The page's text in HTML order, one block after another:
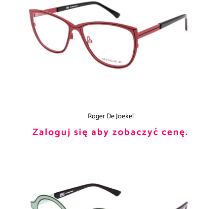
Roger De Joekel
Zaloguj się aby zobaczyć cenę.